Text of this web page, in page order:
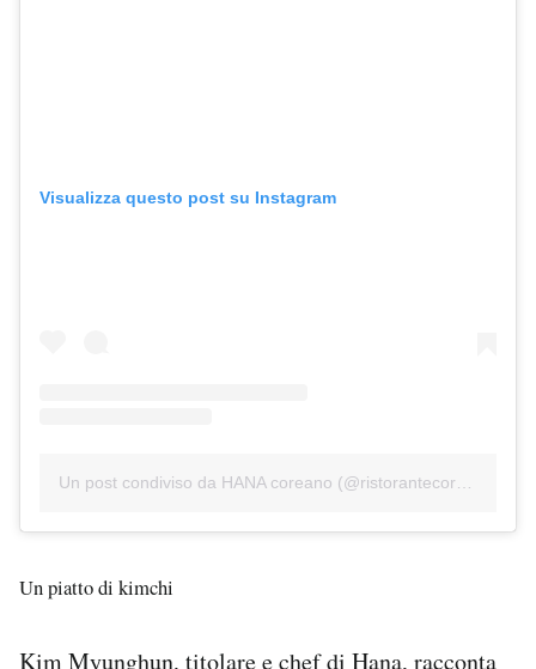
Visualizza questo post su Instagram
Un piatto di kimchi
Kim Myunghun, titolare e chef di Hana, racconta